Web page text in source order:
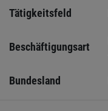
Tätigkeitsfeld
Beschäftigungsart
Bundesland